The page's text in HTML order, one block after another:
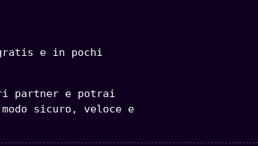
e in pochi
partner e potrai
sicuro, veloce e